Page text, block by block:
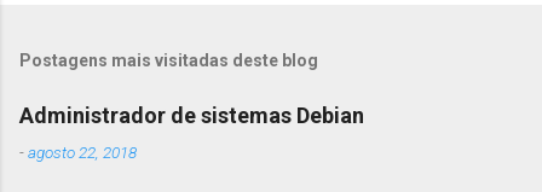
Postagens mais visitadas deste blog
Administrador de sistemas Debian
-agosto 22, 2018